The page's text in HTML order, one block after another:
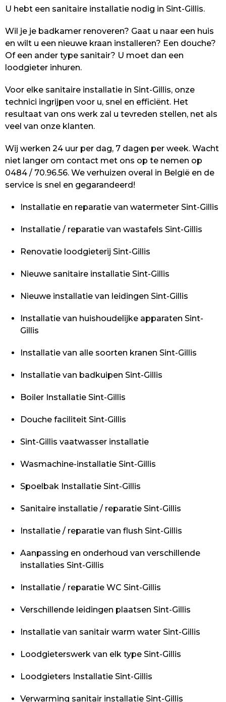
U hebt een sanitaire installatie nodig in Sint-Gillis.
Wil je je badkamer renoveren? Gaat u naar een huis
en wilt u een nieuwe kraan installeren? Een douche?
Of een ander type sanitair? U moet dan een
loodgieter inhuren.
Voor elke sanitaire installatie in Sint-Gillis, onze
technici ingrijpen voor u, snel en efficiënt. Het
resultaat van ons werk zal u tevreden stellen, net als
veel van onze klanten.
Wij werken 24 uur per dag, 7 dagen per week. Wacht
niet langer om contact met ons op te nemen op
0484 / 70.96.56. We verhuizen overal in België en de
service is snel en gegarandeerd!
Installatie en reparatie van watermeter Sint-Gillis
Installatie / reparatie van wastafels Sint-Gillis
Renovatie loodgieterij Sint-Gillis
Nieuwe sanitaire installatie Sint-Gillis
Nieuwe installatie van leidingen Sint-Gillis
Installatie van huishoudelijke apparaten Sint-
Gillis
Installatie van alle soorten kranen Sint-Gillis
Installatie van badkuipen Sint-Gillis
Boiler Installatie Sint-Gillis
Douche faciliteit Sint-Gillis
Sint-Gillis vaatwasser installatie
Wasmachine-installatie Sint-Gillis
Spoelbak Installatie Sint-Gillis
Sanitaire installatie / reparatie Sint-Gillis
Installatie / reparatie van flush Sint-Gillis
Aanpassing en onderhoud van verschillende
installaties Sint-Gillis
Installatie / reparatie WC Sint-Gillis
Verschillende leidingen plaatsen Sint-Gillis
Installatie van sanitair warm water Sint-Gillis
Loodgieterswerk van elk type Sint-Gillis
Loodgieters Installatie Sint-Gillis
Verwarming sanitair installatie Sint-Gillis